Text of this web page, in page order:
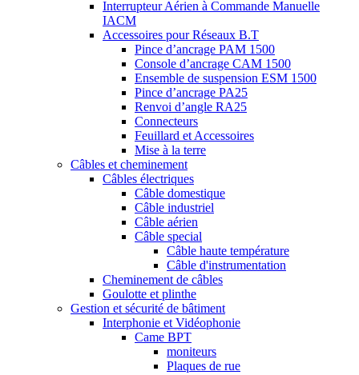
Interrupteur Aérien à Commande Manuelle
IACM
Accessoires pour Réseaux B.T
Pince d’ancrage PAM 1500
Console d’ancrage CAM 1500
Ensemble de suspension ESM 1500
Pince d’ancrage PA25
Renvoi d’angle RA25
Connecteurs
Feuillard et Accessoires
Mise à la terre
Câbles et cheminement
Câbles électriques
Câble domestique
Câble industriel
Câble aérien
Câble special
Câble haute température
Câble d'instrumentation
Cheminement de câbles
Goulotte et plinthe
Gestion et sécurité de bâtiment
Interphonie et Vidéophonie
Came BPT
moniteurs
Plaques de rue